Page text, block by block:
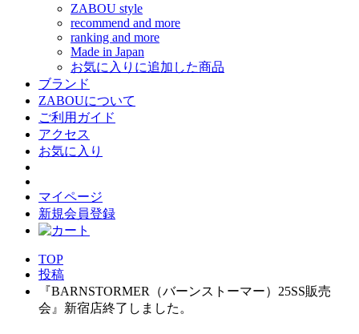
ZABOU style
recommend and more
ranking and more
Made in Japan
お気に入りに追加した商品
ブランド
ZABOUについて
ご利用ガイド
アクセス
お気に入り
マイページ
新規会員登録
TOP
投稿
『BARNSTORMER（バーンストーマー）25SS販売
会』新宿店終了しました。